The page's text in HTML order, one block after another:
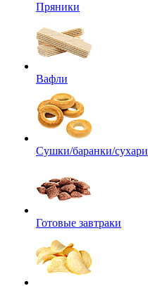
Пряники
Вафли
Сушки/баранки/сухари
Готовые завтраки